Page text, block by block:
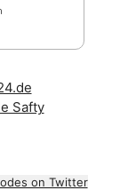
on Twitter